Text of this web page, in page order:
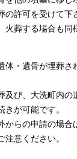
許可を受けて下
火葬する場合も同
体・遺骨が埋葬さ
及び、大洗町内の
が可能です。
からの申請の場合
注意ください。